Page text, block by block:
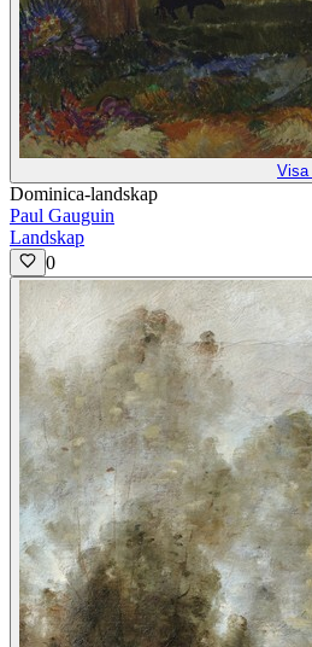
Visa
Dominica-landskap
Paul Gauguin
Landskap
0